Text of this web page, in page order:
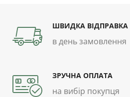
ШВИДКА ВІДПРАВКА
в день замовлення
ЗРУЧНА ОПЛАТА
на вибір покупця